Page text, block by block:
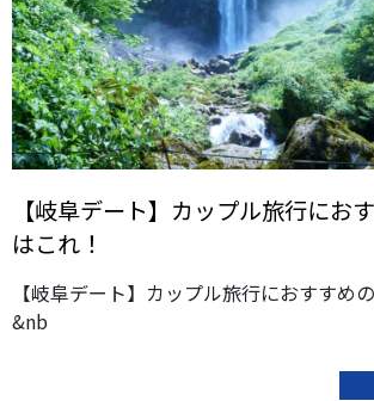
【岐阜デート】カップル旅行にお
はこれ！
【岐阜デート】カップル旅行におすすめ
&nb